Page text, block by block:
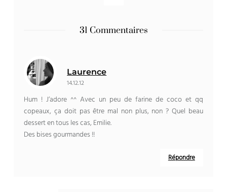
31 Commentaires
Laurence
14.12.12
Hum ! J’adore ^^ Avec un peu de farine de coco et qq
copeaux, ça doit pas être mal non plus, non ? Quel beau
dessert en tous les cas, Emilie.
Des bises gourmandes !!
Répondre